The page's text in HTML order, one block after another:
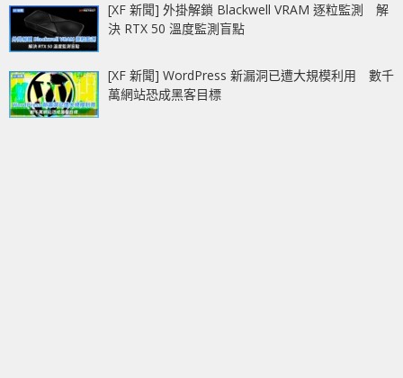
[XF 新聞] 外掛解鎖 Blackwell VRAM 逐粒監測 解
決 RTX 50 溫度監測盲點
[XF 新聞] WordPress 新漏洞已遭大規模利用 數千
萬網站恐成黑客目標